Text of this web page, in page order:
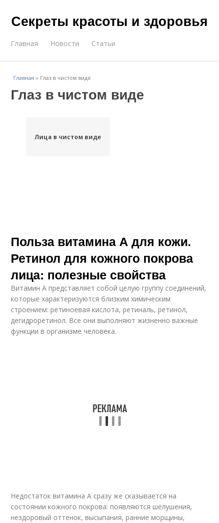
Секреты красоты и здоровья
Главная Новости Статьи
Главная » Глаз в чистом виде
Глаз в чистом виде
Лица в чистом виде
Польза витамина А для кожи.
Ретинол для кожного покрова
лица: полезные свойства
Витамин А представляет собой целую группу соединений,
которые характеризуются близким химическим
строением: ретиноевая кислота, ретиналь, ретинол,
дегидроретинол. Все они выполняют жизненно важные
функции в организме человека.
Недостаток витамина А сразу же сказывается на
состоянии кожного покрова: появляются шелушения,
нездоровый оттенок, высыпания, ранние морщины,